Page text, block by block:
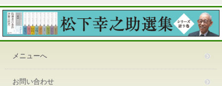
メニューへ
お問い合わせ